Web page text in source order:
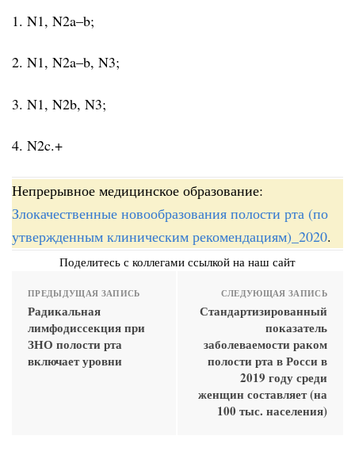
1. N1, N2a–b;
2. N1, N2a–b, N3;
3. N1, N2b, N3;
4. N2c.+
Непрерывное медицинское образование:
Злокачественные новообразования полости рта (по
утвержденным клиническим рекомендациям)_2020.
Поделитесь с коллегами ссылкой на наш сайт
ПРЕДЫДУЩАЯ ЗАПИСЬ
Радикальная
лимфодиссекция при
ЗНО полости рта
включает уровни
СЛЕДУЮЩАЯ ЗАПИСЬ
Стандартизированный
показатель
заболеваемости раком
полости рта в Росси в
2019 году среди
женщин составляет (на
100 тыс. населения)